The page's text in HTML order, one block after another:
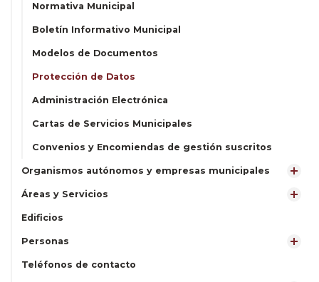
Normativa Municipal
Boletín Informativo Municipal
Modelos de Documentos
Protección de Datos
Administración Electrónica
Cartas de Servicios Municipales
Convenios y Encomiendas de gestión suscritos
Organismos autónomos y empresas municipales
Áreas y Servicios
Edificios
Personas
Teléfonos de contacto